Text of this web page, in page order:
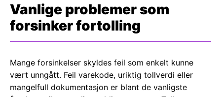
Vanlige problemer som
forsinker fortolling
Mange forsinkelser skyldes feil som enkelt kunne
vært unngått. Feil varekode, uriktig tollverdi eller
mangelfull dokumentasjon er blant de vanligste